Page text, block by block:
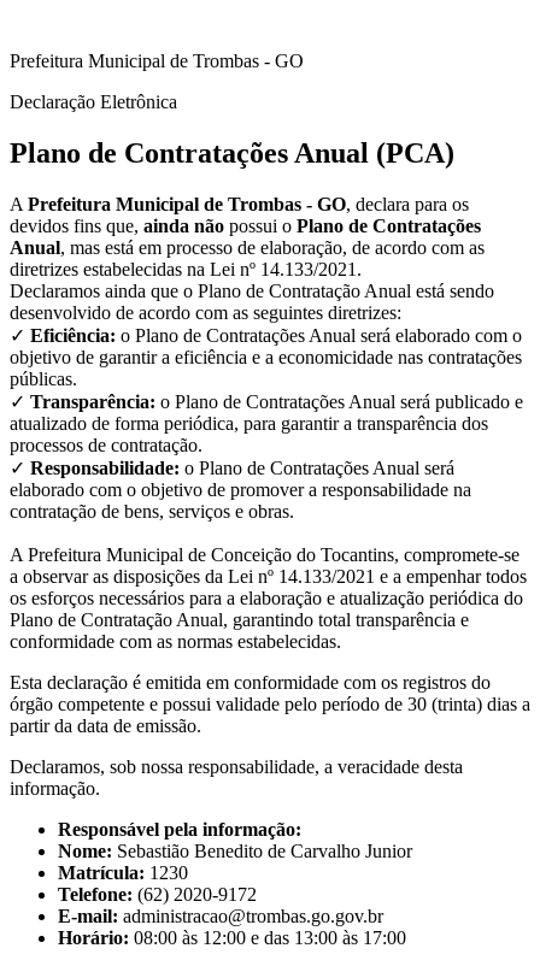
Prefeitura Municipal de Trombas - GO
Declaração Eletrônica
Plano de Contratações Anual (PCA)
A Prefeitura Municipal de Trombas - GO, declara para os
devidos fins que, ainda não possui o Plano de Contratações
Anual, mas está em processo de elaboração, de acordo com as
diretrizes estabelecidas na Lei nº 14.133/2021.
Declaramos ainda que o Plano de Contratação Anual está sendo
desenvolvido de acordo com as seguintes diretrizes:
✓ Eficiência: o Plano de Contratações Anual será elaborado com o
objetivo de garantir a eficiência e a economicidade nas contratações
públicas.
✓ Transparência: o Plano de Contratações Anual será publicado e
atualizado de forma periódica, para garantir a transparência dos
processos de contratação.
✓ Responsabilidade: o Plano de Contratações Anual será
elaborado com o objetivo de promover a responsabilidade na
contratação de bens, serviços e obras.
A Prefeitura Municipal de Conceição do Tocantins, compromete-se
a observar as disposições da Lei nº 14.133/2021 e a empenhar todos
os esforços necessários para a elaboração e atualização periódica do
Plano de Contratação Anual, garantindo total transparência e
conformidade com as normas estabelecidas.
Esta declaração é emitida em conformidade com os registros do
órgão competente e possui validade pelo período de 30 (trinta) dias a
partir da data de emissão.
Declaramos, sob nossa responsabilidade, a veracidade desta
informação.
Responsável pela informação:
Nome: Sebastião Benedito de Carvalho Junior
Matrícula: 1230
Telefone: (62) 2020-9172
E-mail: administracao@trombas.go.gov.br
Horário: 08:00 às 12:00 e das 13:00 às 17:00